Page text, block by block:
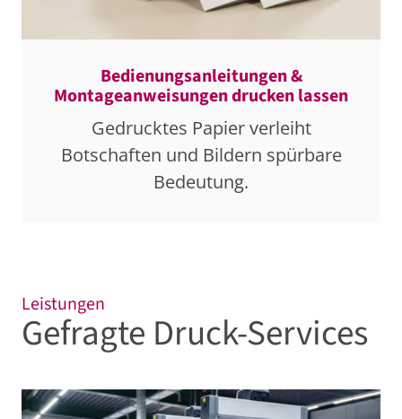
Bedienungsanleitungen &
Montageanweisungen drucken lassen
Gedrucktes Papier verleiht
Botschaften und Bildern spürbare
Bedeutung.
Leistungen
Gefragte Druck⁠⁠⁠⁠⁠⁠⁠⁠⁠⁠⁠⁠⁠⁠⁠⁠⁠⁠⁠⁠-⁠⁠⁠⁠⁠⁠⁠⁠⁠⁠⁠⁠⁠⁠⁠⁠⁠⁠⁠⁠Services